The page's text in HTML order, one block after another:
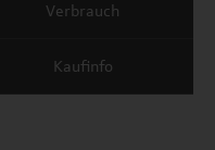
Verbrauch
Kaufinfo